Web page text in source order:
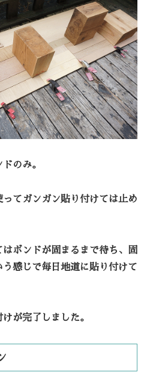
のみ。
てガンガン貼り付けては止め
ボンドが固まるまで待ち、固
感じで毎日地道に貼り付けて
が完了しました。